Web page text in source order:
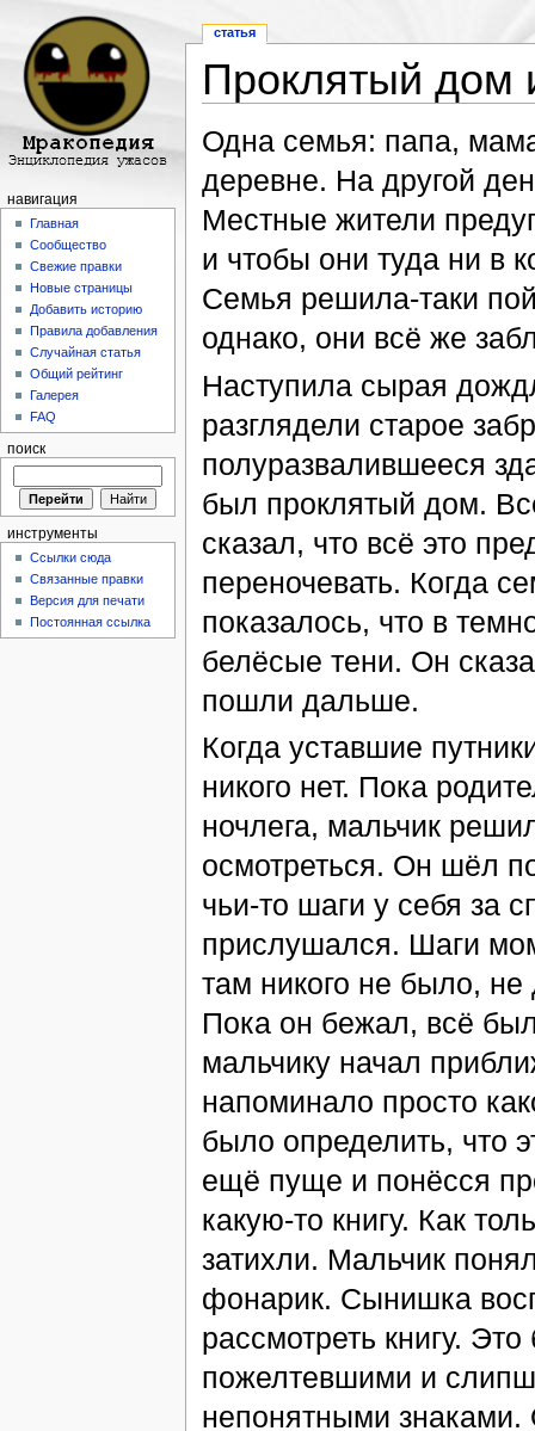
Проклятый дом
Одна семья: папа,
деревне. На другой
Местные жители
и чтобы они туда ни в
Семья решила-таки
однако, они всё же
Наступила сырая
разглядели старое
полуразвалившееся
был проклятый дом.
сказал, что всё это
переночевать. Когда
показалось, что в
белёсые тени. Он
пошли дальше.
Когда уставшие
никого нет. Пока
ночлега, мальчик
осмотреться. Он шёл
чьи-то шаги у себя за
прислушался. Шаги
там никого не было,
Пока он бежал, всё
мальчику начал
напоминало просто
было определить, что
ещё пуще и понёсся
какую-то книгу. Как
затихли. Мальчик
фонарик. Сынишка
рассмотреть книгу.
пожелтевшими и
непонятными
статья
навигация
Главная
Сообщество
Свежие правки
Новые страницы
Добавить историю
Правила добавления
Случайная статья
Общий рейтинг
Галерея
FAQ
поиск
инструменты
Ссылки сюда
Связанные правки
Версия для печати
Постоянная ссылка